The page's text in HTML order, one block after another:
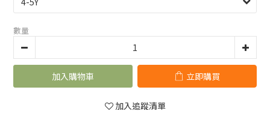
數量
加入購物車 立即購買
加入追蹤清單